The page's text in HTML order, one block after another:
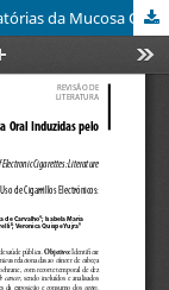
Alterações Genotóxicas, Citotóxicas e Inflamatórias da Mucosa Oral Induzidas pelo Uso de Cigarro Eletrônico: Revisão Sistemática da Literatura